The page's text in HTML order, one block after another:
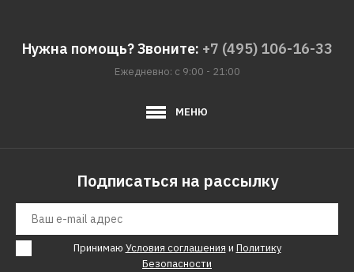
Нужна помощь? Звоните: +7 (495) 106-16-33
Ежедневно: с 9:00 - 21:00
МЕНЮ
Подписаться на рассылку
Принимаю Условия соглашения и Политику
Безопасности